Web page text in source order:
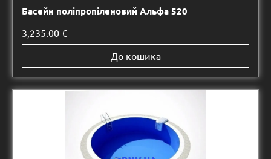
Басейн поліпропіленовий Альфа 520
3,235.00 €
До кошика